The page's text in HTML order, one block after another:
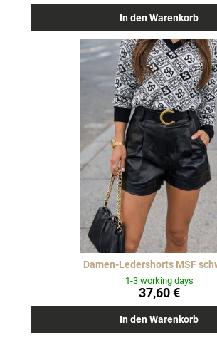
In den Warenkorb
Damen-Ledershorts MSF
1-3 working days
37,60 €
In den Warenkorb